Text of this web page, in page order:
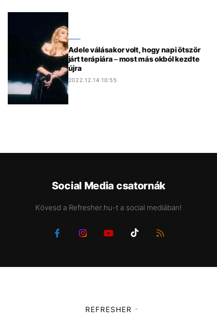
Adele válásakor volt, hogy napi ötször
járt terápiára – most más okból kezdte
újra
2022.12.14 10:55
Social Media csatornák
Kövesd a Refresher.hu-t a social mediában!
REFRESHER